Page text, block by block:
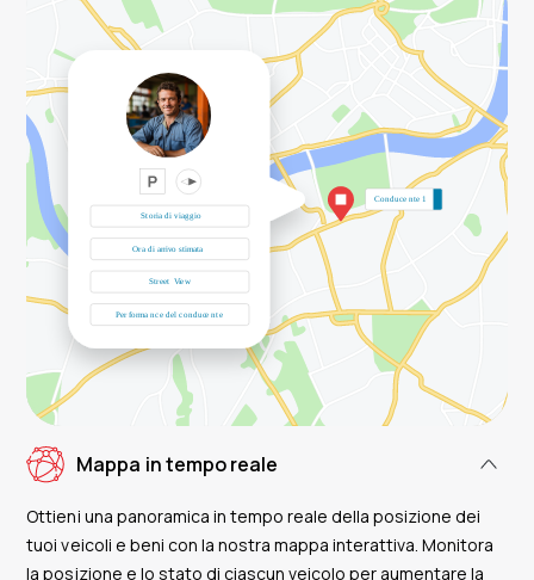
Mappa in tempo reale
Ottieni una panoramica in tempo reale della posizione dei
tuoi veicoli e beni con la nostra mappa interattiva. Monitora
la posizione e lo stato di ciascun veicolo per aumentare la